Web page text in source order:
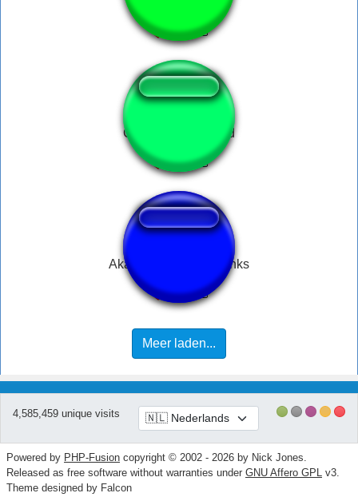
Gojo: Reversal Red
Akai Haato - Arigathanks
Meer laden...
4,585,459 unique visits
Powered by PHP-Fusion copyright © 2002 - 2026 by Nick Jones.
Released as free software without warranties under GNU Affero GPL v3.
Theme designed by Falcon